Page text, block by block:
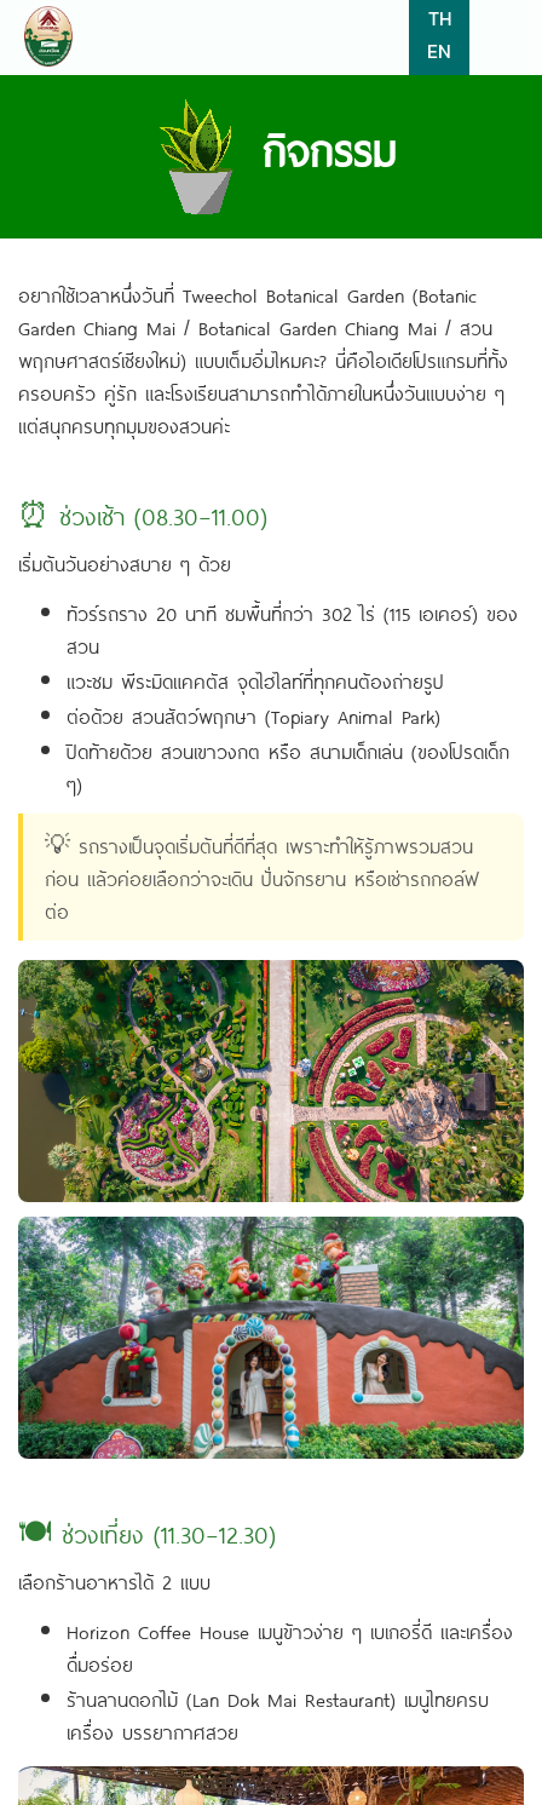
TH
EN
กิจกรรม
อยากใช้เวลาหนึ่งวันที่ Tweechol Botanical Garden (Botanic
Garden Chiang Mai / Botanical Garden Chiang Mai / สวน
พฤกษศาสตร์เชียงใหม่) แบบเต็มอิ่มไหมคะ? นี่คือไอเดียโปรแกรมที่ทั้ง
ครอบครัว คู่รัก และโรงเรียนสามารถทำได้ภายในหนึ่งวันแบบง่าย ๆ
แต่สนุกครบทุกมุมของสวนค่ะ
⏰ ช่วงเช้า (08.30–11.00)
เริ่มต้นวันอย่างสบาย ๆ ด้วย
ทัวร์รถราง 20 นาที ชมพื้นที่กว่า 302 ไร่ (115 เอเคอร์) ของ
สวน
แวะชม พีระมิดแคคตัส จุดไฮไลท์ที่ทุกคนต้องถ่ายรูป
ต่อด้วย สวนสัตว์พฤกษา (Topiary Animal Park)
ปิดท้ายด้วย สวนเขาวงกต หรือ สนามเด็กเล่น (ของโปรดเด็ก
ๆ)
💡 รถรางเป็นจุดเริ่มต้นที่ดีที่สุด เพราะทำให้รู้ภาพรวมสวน
ก่อน แล้วค่อยเลือกว่าจะเดิน ปั่นจักรยาน หรือเช่ารถกอล์ฟ
ต่อ
🍽 ช่วงเที่ยง (11.30–12.30)
เลือกร้านอาหารได้ 2 แบบ
Horizon Coffee House เมนูข้าวง่าย ๆ เบเกอรี่ดี และเครื่อง
ดื่มอร่อย
ร้านลานดอกไม้ (Lan Dok Mai Restaurant) เมนูไทยครบ
เครื่อง บรรยากาศสวย